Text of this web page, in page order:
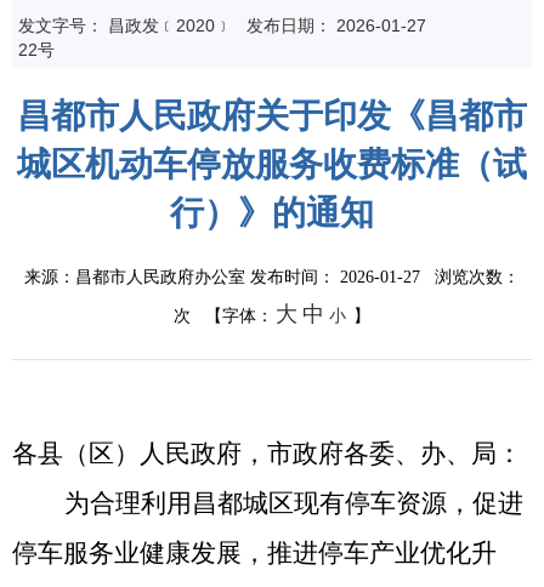
发文字号：
昌政发﹝2020﹞
22号
发布日期： 2026-01-27
昌都市人民政府关于印发《昌都市
城区机动车停放服务收费标准（试
行）》的通知
来源：昌都市人民政府办公室 发布时间： 2026-01-27 浏览次数：
次 【字体： 大 中 小 】
各县（区）
人民政府，市政府各委、办、局：
为合理利用昌都城区现有停车资源，促进
停车服务业健康发展，推进停车产业优化升